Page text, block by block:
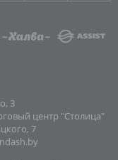
3
центр "Столица"
7